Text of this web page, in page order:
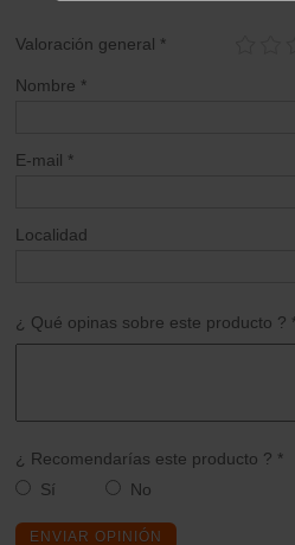
Valoración general *
Nombre *
E-mail *
Localidad
¿ Qué opinas sobre este producto ? *
¿ Recomendarías este producto ? *
Sí
No
ENVIAR OPINIÓN